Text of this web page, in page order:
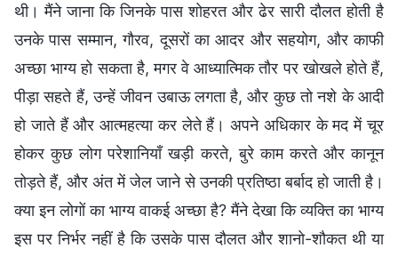
थी। मैंने जाना कि जिनके पास शोहरत और ढेर सारी दौलत होती है
उनके पास सम्मान, गौरव, दूसरों का आदर और सहयोग, और काफी
अच्छा भाग्य हो सकता है, मगर वे आध्यात्मिक तौर पर खोखले होते हैं,
पीड़ा सहते हैं, उन्हें जीवन उबाऊ लगता है, और कुछ तो नशे के आदी
हो जाते हैं और आत्महत्या कर लेते हैं। अपने अधिकार के मद में चूर
होकर कुछ लोग परेशानियाँ खड़ी करते, बुरे काम करते और कानून
तोड़ते हैं, और अंत में जेल जाने से उनकी प्रतिष्ठा बर्बाद हो जाती है।
क्या इन लोगों का भाग्य वाकई अच्छा है? मैंने देखा कि व्यक्ति का भाग्य
इस पर निर्भर नहीं है कि उसके पास दौलत और शानो-शौकत थी या